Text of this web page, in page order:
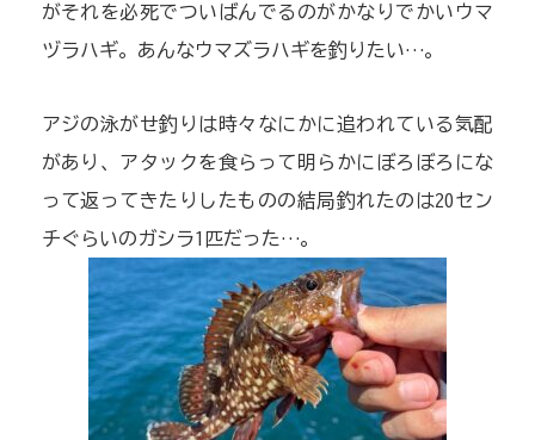
がそれを必死でついばんでるのがかなりでかいウマ
ヅラハギ。あんなウマズラハギを釣りたい…。
アジの泳がせ釣りは時々なにかに追われている気配
があり、アタックを食らって明らかにぼろぼろにな
って返ってきたりしたものの結局釣れたのは20セン
チぐらいのガシラ1匹だった…。